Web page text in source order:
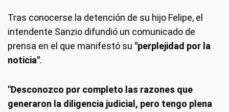
Tras conocerse la detención de su hijo Felipe, el
intendente Sanzio difundió un comunicado de
prensa en el que manifestó su "perplejidad por la
noticia".
"Desconozco por completo las razones que
generaron la diligencia judicial, pero tengo plena